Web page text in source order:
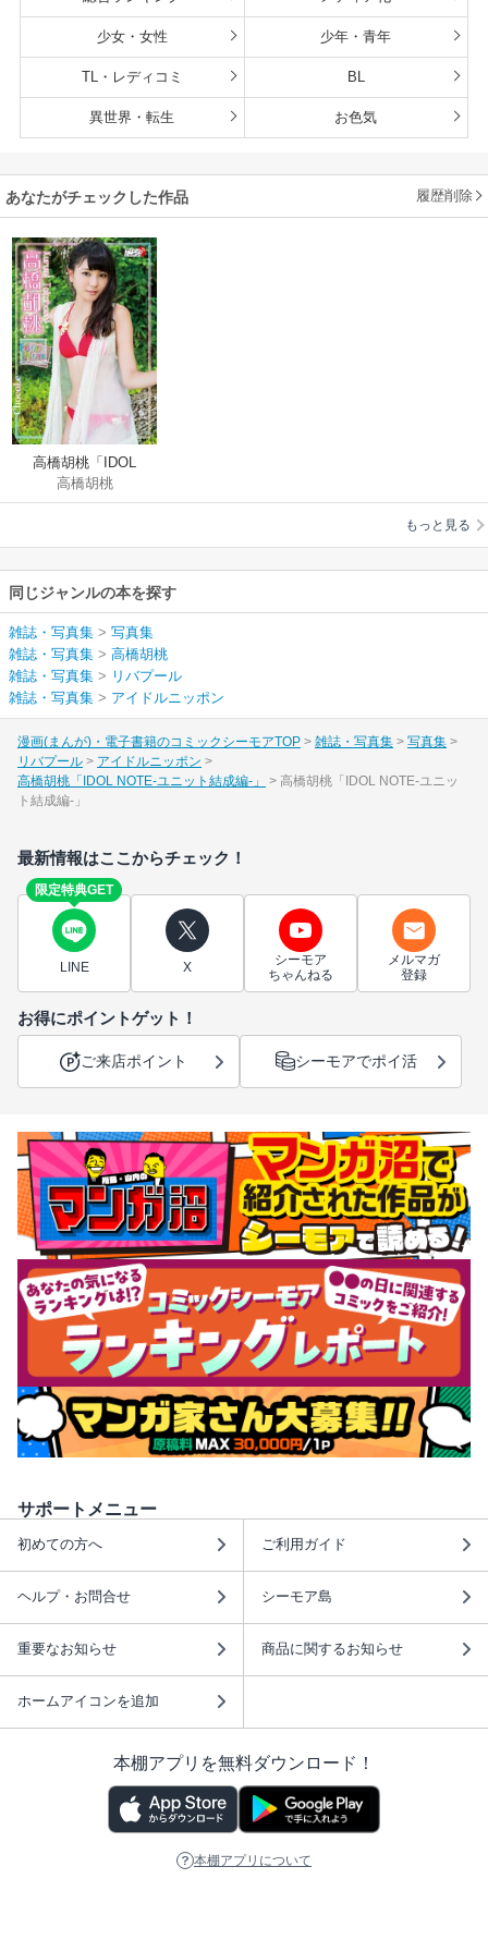
少女・女性 少年・青年
TL・レディコミ BL
異世界・転生 お色気
あなたがチェックした作品 履歴削除
高橋胡桃「IDOL
NOTE-ユニット結成
編-」
高橋胡桃
もっと見る
同じジャンルの本を探す
雑誌・写真集 > 写真集
雑誌・写真集 > 高橋胡桃
雑誌・写真集 > リバプール
雑誌・写真集 > アイドルニッポン
漫画(まんが)・電子書籍のコミックシーモアTOP 雑誌・写真集
写真集
リバプール
アイドルニッポン
高橋胡桃「IDOL NOTE-ユニット結成編-」
高橋胡桃「IDOL NOTE-ユニッ
ト結成編-」
最新情報はここからチェック！
限定特典GET
LINE X
シーモア
ちゃんねる
メルマガ
登録
お得にポイントゲット！
ご来店ポイント シーモアでポイ活
サポートメニュー
初めての方へ ご利用ガイド
ヘルプ・お問合せ シーモア島
重要なお知らせ 商品に関するお知らせ
ホームアイコンを追加
本棚アプリを無料ダウンロード！
本棚アプリについて